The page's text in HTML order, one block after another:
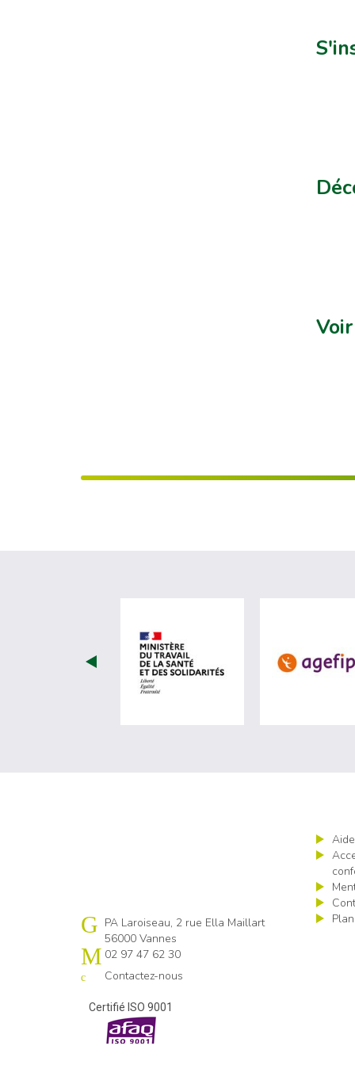
visiter les site de
Cap emploi 56
PA Laroiseau, 2 rue Ella Maillart
56000 Vannes
02 97 47 62 30
Contactez-nous
Certifié ISO 9001